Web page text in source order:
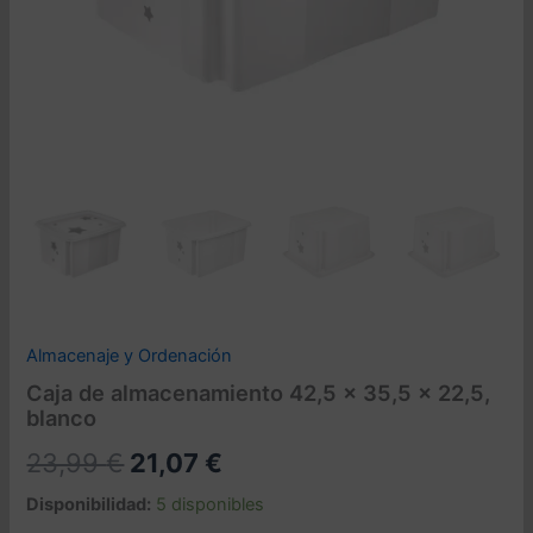
Almacenaje y Ordenación
Caja de almacenamiento 42,5 x 35,5 x 22,5,
blanco
23,99€ El
precio
21,07 €
precio
Disponibilidad: 5 disponibles